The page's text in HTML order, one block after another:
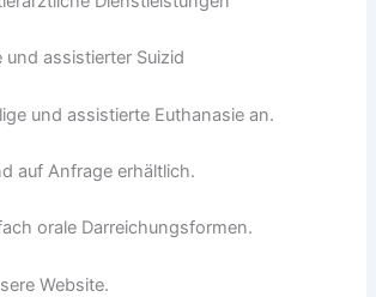
und assistierter Suizid
und assistierte Euthanasie an.
auf Anfrage erhältlich.
orale Darreichungsformen.
Website.